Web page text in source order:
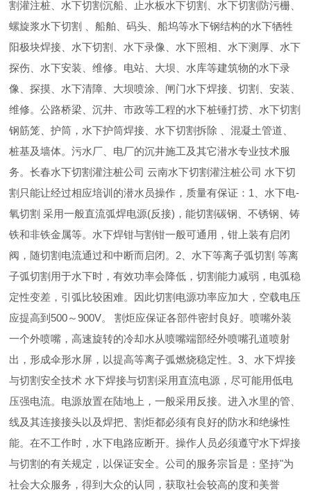
割灌注桩、水下切割沉船、止水板水下切割、水下切割防污栅、
螺旋浆水下切割 、船舶、码头、船坞等水下钢结构的水下牺牲
阳极块焊接、水下切割、水下录像、水下照相、水下测厚、水下
探伤、水下安装、维修。电站、大坝、水库等建筑物的水下录
像、探摸、水下清障、大坝喷涂、闸门水下焊接、切割、安装、
维修。公路桥梁、沉井、市政等工程的水下桩锤打捞、水下切割
钢筋笼、护筒，水下护筒焊接、水下切割拆除 、混凝土管道、
桩基及墙体。污水厂、电厂的沉井施工及其它潜水专业技术服
务。长春水下切割灌注桩公司 云南水下切割灌注桩公司 水下切
割只能让经过相应培训的潜水员操作，质量有保证：1、水下电-
氧切割 采用一般直流弧焊电源(反接)，能切割碳钢、不锈钢、铸
铁和非铁金属等。水下焊钳与割钳一般可通用，钳上装有启闭
阀，随切割电流通过和中断而启闭。2、水下等离子弧切割 等离
子弧切割用于水下时，有效功率会降低，切割能力减弱，电弧稳
定性变差，引弧比较困难。因此切割电源功率应加大，空载电压
应提高到500～900V。 割炬应保证各部件密封良好。喷嘴外装
一个外喷嘴，高速旋转的冷却水从喷嘴端部经外喷嘴孔道喷射
出，形成伞形水屏，以提高等离子弧燃烧稳定性。3、水下焊接
与切割安全技术 水下焊接与切割采用直流电源，尽可能用低电
压强电流。电源放置在陆地上，一般采用反接。进入水里的管、
线及其连接接头以及焊把、割炬都必须有良好的防水和绝缘性
能。在不工作时，水下电路应断开。操作人员必须遵守水下焊接
与切割的有关规定，以保证安全。公司的服务宗旨是：坚持"为
社会大众服务，得到大众的认同，获取社会较高的度和美誉